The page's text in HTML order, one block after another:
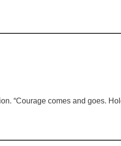
“Courage comes and goes.